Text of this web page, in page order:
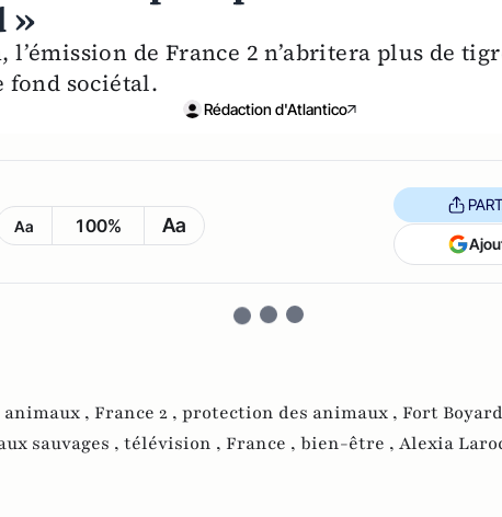
»
l’émission de France 2 n’abritera plus de
fond sociétal.
Rédaction d'Atlantico
Aa 100% Aa
animaux , France 2 , protection des animaux , Fort
sauvages , télévision , France , bien-être , Alexia